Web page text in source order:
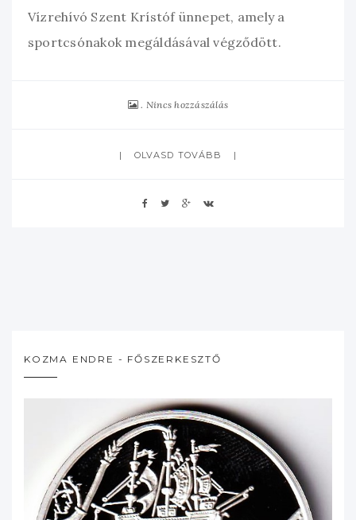
Vízrehívó Szent Krístóf ünnepet, amely a
sportcsónakok megáldásával végződött.
Nincs hozzászálás
OLVASD TOVÁBB
KOZMA ENDRE - FŐSZERKESZTŐ